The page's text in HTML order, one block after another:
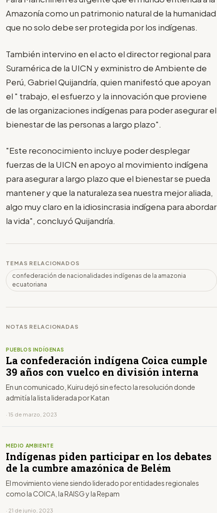
Amazonía como un patrimonio natural de la humanidad
que no solo debe ser protegida por los indígenas.
También intervino en el acto el director regional para
Suramérica de la UICN y exministro de Ambiente de
Perú, Gabriel Quijandría, quien manifestó que apoyan
el " trabajo, el esfuerzo y la innovación que proviene
de las organizaciones indígenas para poder asegurar el
bienestar de las personas a largo plazo".
"Este reconocimiento incluye poder desplegar
fuerzas de la UICN en apoyo al movimiento indígena
para asegurar a largo plazo que el bienestar se pueda
mantener y que la naturaleza sea nuestra mejor aliada,
algo muy claro en la idiosincrasia indígena para abordar
la vida", concluyó Quijandría.
TEMAS RELACIONADOS
confederación de nacionalidades indígenas de la amazonia
ecuatoriana
NOTAS RELACIONADAS
PUEBLOS INDÍGENAS
La confederación indígena Coica cumple
39 años con vuelco en división interna
En un comunicado, Kuiru dejó sin efecto la resolución donde
admitía la lista liderada por Katan
· 15 de marzo, 2023
MEDIO AMBIENTE
Indígenas piden participar en los debates
de la cumbre amazónica de Belém
El movimiento viene siendo liderado por entidades regionales
como la COICA, la RAISG y la Repam
· 21 de junio, 2023